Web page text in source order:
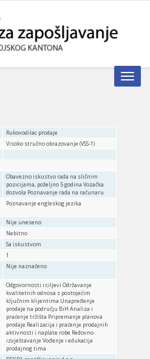
Toggle
Rukovodilac prodaje
Visoko stručno obrazovanje (VSS-1)
Obavezno iskustvo rada na sličnim
pozicijama, poželjno 5 godina Vozačka
dozvola Poznavanje rada na računaru
Poznavanje engleskog jezika
Nije uneseno
Nebitno
Sa iskustvom
1
Nije naznačeno
Odgovornosti i ciljevi Održavanje
kvalitetnih odnosa s postojećim
ključnim klijentima Unapređenje
prodaje na području BiH Analiza i
praćenje tržišta Pripremanje planova
prodaje Realizacija i praćenje prodajnih
aktivnosti i naplate robe Redovno
izvještavanje Vođenje i edukacija
prodajnog tima